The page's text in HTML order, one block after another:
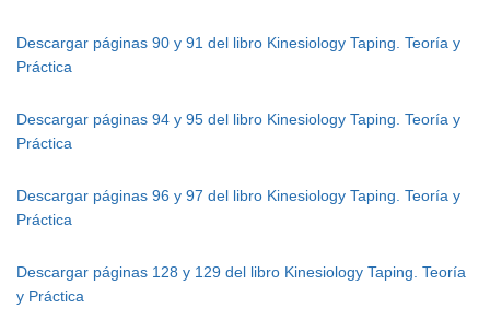
Descargar páginas 90 y 91 del libro Kinesiology Taping. Teoría y
Práctica
Descargar páginas 94 y 95 del libro Kinesiology Taping. Teoría y
Práctica
Descargar páginas 96 y 97 del libro Kinesiology Taping. Teoría y
Práctica
Descargar páginas 128 y 129 del libro Kinesiology Taping. Teoría
y Práctica